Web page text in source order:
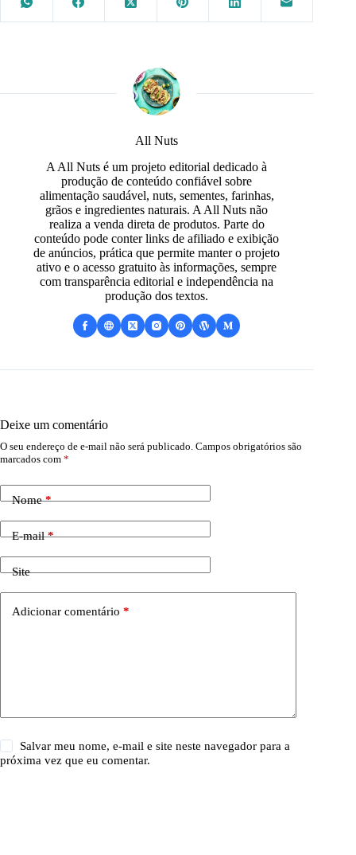
All Nuts
A All Nuts é um projeto editorial dedicado à
produção de conteúdo confiável sobre
alimentação saudável, nuts, sementes, farinhas,
grãos e ingredientes naturais. A All Nuts não
realiza a venda direta de produtos. Parte do
conteúdo pode conter links de afiliado e exibição
de anúncios, prática que permite manter o projeto
ativo e o acesso gratuito às informações, sempre
com transparência editorial e independência na
produção dos textos.
Deixe um comentário
O seu endereço de e-mail não será publicado. Campos obrigatórios são
marcados com *
Nome*
E-mail*
Site
Adicionar comentário *
Salvar meu nome, e-mail e site neste navegador para a
próxima vez que eu comentar.